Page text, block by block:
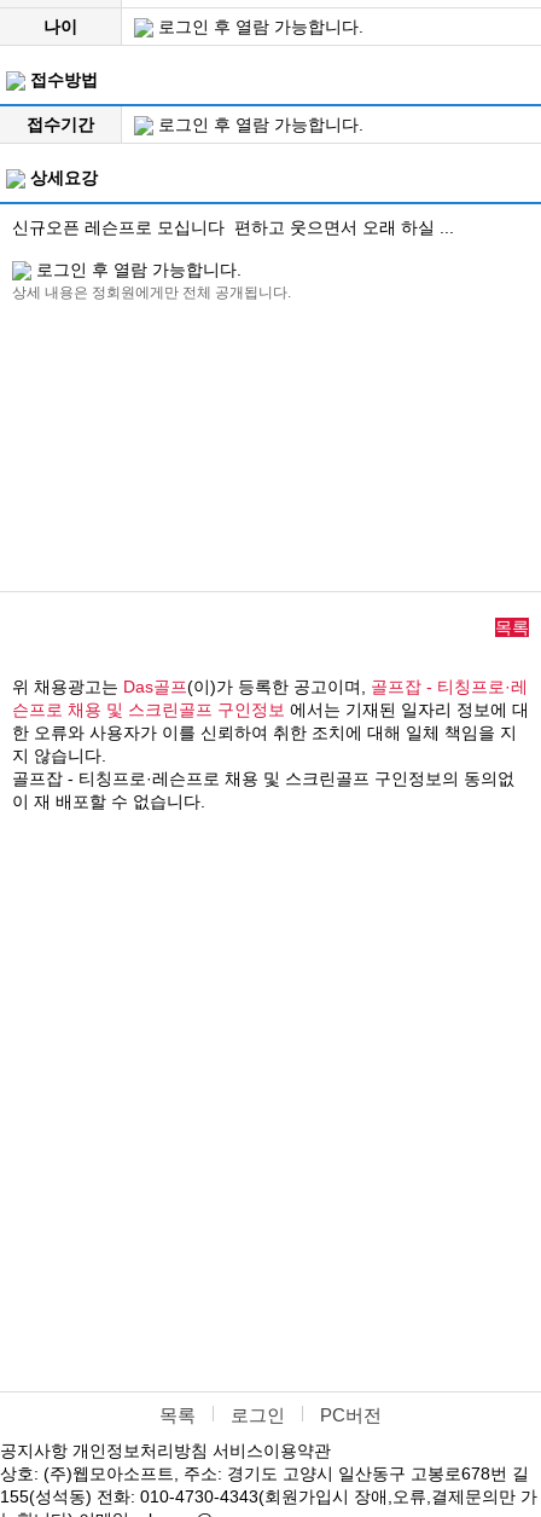
나이
로그인 후 열람 가능합니다.
접수방법
접수기간 로그인 후 열람 가능합니다.
상세요강
신규오픈 레슨프로 모십니다 편하고 웃으면서 오래 하실 ...
로그인 후 열람 가능합니다.
상세 내용은 정회원에게만 전체 공개됩니다.
목록
위 채용광고는 Das골프(이)가 등록한 공고이며, 골프잡 - 티칭프로·레
슨프로 채용 및 스크린골프 구인정보 에서는 기재된 일자리 정보에 대
한 오류와 사용자가 이를 신뢰하여 취한 조치에 대해 일체 책임을 지
지 않습니다.
골프잡 - 티칭프로·레슨프로 채용 및 스크린골프 구인정보의 동의없
이 재 배포할 수 없습니다.
목록 로그인 PC버전
공지사항 개인정보처리방침 서비스이용약관
상호: (주)웹모아소프트, 주소: 경기도 고양시 일산동구 고봉로678번 길
155(성석동) 전화: 010-4730-4343(회원가입시 장애,오류,결제문의만 가